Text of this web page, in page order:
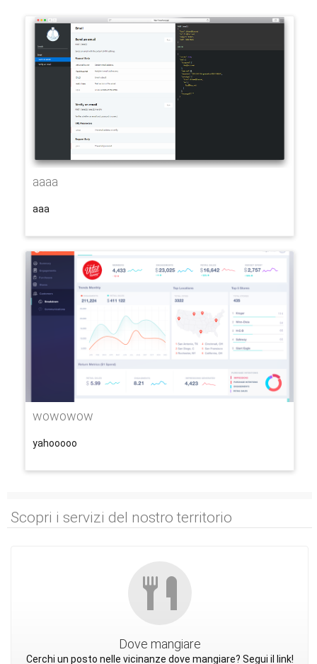
aaaa
aaa
wowowow
yahooooo
Scopri i servizi del nostro territorio
Dove mangiare
Cerchi un posto nelle vicinanze dove mangiare? Segui il link!